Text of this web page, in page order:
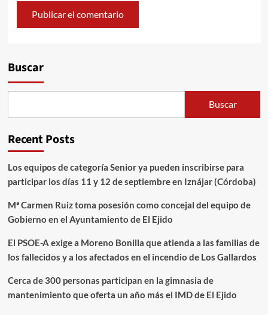
Buscar
Buscar
Recent Posts
Los equipos de categoría Senior ya pueden inscribirse para
participar los días 11 y 12 de septiembre en Iznájar (Córdoba)
Mª Carmen Ruiz toma posesión como concejal del equipo de
Gobierno en el Ayuntamiento de El Ejido
El PSOE-A exige a Moreno Bonilla que atienda a las familias de
los fallecidos y a los afectados en el incendio de Los Gallardos
Cerca de 300 personas participan en la gimnasia de
mantenimiento que oferta un año más el IMD de El Ejido